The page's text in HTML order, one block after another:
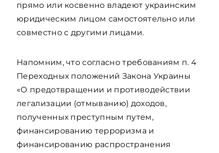
прямо или косвенно владеют украинским
юридическим лицом самостоятельно или
совместно с другими лицами.
Напомним, что согласно требованиям п. 4
Переходных положений Закона Украины
«О предотвращении и противодействии
легализации (отмыванию) доходов,
полученных преступным путем,
финансированию терроризма и
финансированию распространения